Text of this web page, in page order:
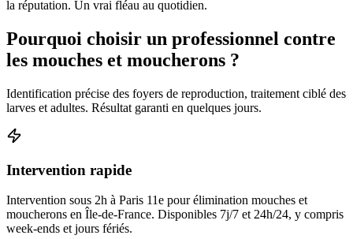
la réputation. Un vrai fléau au quotidien.
Pourquoi choisir un professionnel contre
les mouches et moucherons ?
Identification précise des foyers de reproduction, traitement ciblé des
larves et adultes. Résultat garanti en quelques jours.
Intervention rapide
Intervention sous 2h à Paris 11e pour élimination mouches et
moucherons en Île-de-France. Disponibles 7j/7 et 24h/24, y compris
week-ends et jours fériés.